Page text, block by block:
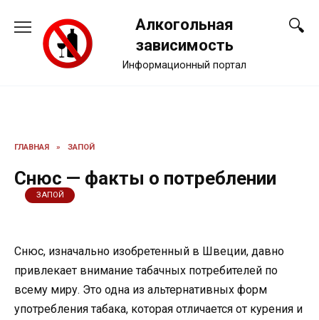
содержанию
Алкогольная
зависимость
Информационный портал
ГЛАВНАЯ » ЗАПОЙ
Снюс — факты о потреблении
ЗАПОЙ
Снюс, изначально изобретенный в Швеции, давно
привлекает внимание табачных потребителей по
всему миру. Это одна из альтернативных форм
употребления табака, которая отличается от курения и